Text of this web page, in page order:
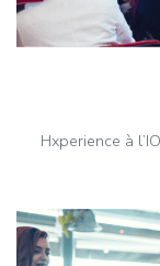
Hxperience à